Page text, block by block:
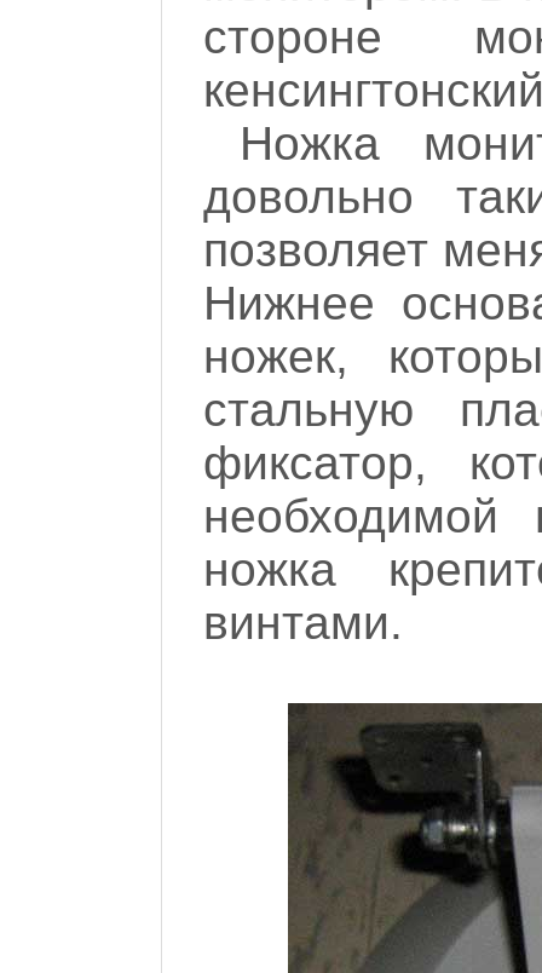
стороне
Ножка
довольно
позволяет
Нижнее
ножек,
стальную
фиксатор,
ножка
винтами.